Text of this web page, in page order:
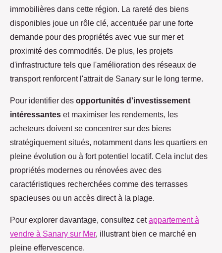
immobilières dans cette région. La rareté des biens
disponibles joue un rôle clé, accentuée par une forte
demande pour des propriétés avec vue sur mer et
proximité des commodités. De plus, les projets
d'infrastructure tels que l'amélioration des réseaux de
transport renforcent l'attrait de Sanary sur le long terme.
Pour identifier des opportunités d'investissement
intéressantes et maximiser les rendements, les
acheteurs doivent se concentrer sur des biens
stratégiquement situés, notamment dans les quartiers en
pleine évolution ou à fort potentiel locatif. Cela inclut des
propriétés modernes ou rénovées avec des
caractéristiques recherchées comme des terrasses
spacieuses ou un accès direct à la plage.
Pour explorer davantage, consultez cetappartement à
vendre à Sanary sur Mer, illustrant bien ce marché en
pleine effervescence.